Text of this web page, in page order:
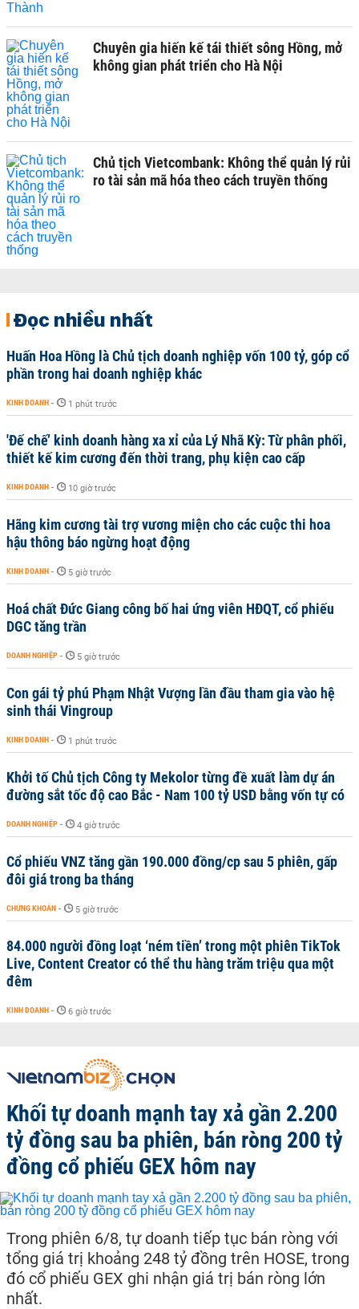
Chuyên gia hiến kế tái thiết sông Hồng, mở
không gian phát triển cho Hà Nội
Chủ tịch Vietcombank: Không thể quản lý rủi
ro tài sản mã hóa theo cách truyền thống
Đọc nhiều nhất
Huấn Hoa Hồng là Chủ tịch doanh nghiệp vốn 100 tỷ, góp cổ
phần trong hai doanh nghiệp khác
KINH DOANH - 1 phút trước
'Đế chế’ kinh doanh hàng xa xỉ của Lý Nhã Kỳ: Từ phân phối,
thiết kế kim cương đến thời trang, phụ kiện cao cấp
KINH DOANH - 10 giờ trước
Hãng kim cương tài trợ vương miện cho các cuộc thi hoa
hậu thông báo ngừng hoạt động
KINH DOANH - 5 giờ trước
Hoá chất Đức Giang công bố hai ứng viên HĐQT, cổ phiếu
DGC tăng trần
DOANH NGHIỆP - 5 giờ trước
Con gái tỷ phú Phạm Nhật Vượng lần đầu tham gia vào hệ
sinh thái Vingroup
KINH DOANH - 1 phút trước
Khởi tố Chủ tịch Công ty Mekolor từng đề xuất làm dự án
đường sắt tốc độ cao Bắc - Nam 100 tỷ USD bằng vốn tự có
DOANH NGHIỆP - 4 giờ trước
Cổ phiếu VNZ tăng gần 190.000 đồng/cp sau 5 phiên, gấp
đôi giá trong ba tháng
CHỨNG KHOÁN - 5 giờ trước
84.000 người đồng loạt ‘ném tiền’ trong một phiên TikTok
Live, Content Creator có thể thu hàng trăm triệu qua một
đêm
KINH DOANH - 6 giờ trước
Khối tự doanh mạnh tay xả gần 2.200
tỷ đồng sau ba phiên, bán ròng 200 tỷ
đồng cổ phiếu GEX hôm nay
Trong phiên 6/8, tự doanh tiếp tục bán ròng với
tổng giá trị khoảng 248 tỷ đồng trên HOSE, trong
đó cổ phiếu GEX ghi nhận giá trị bán ròng lớn
nhất.